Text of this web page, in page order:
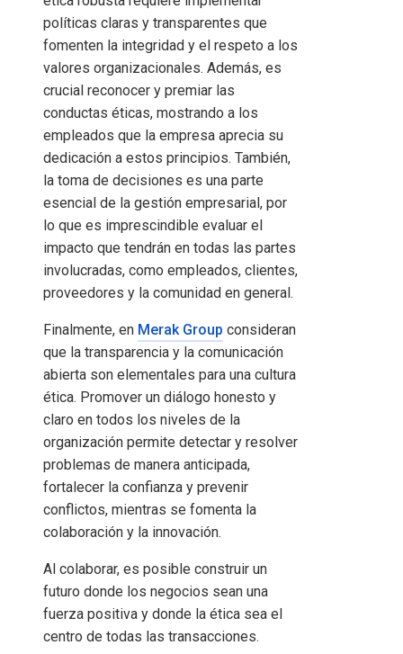
políticas claras y transparentes que
fomenten la integridad y el respeto a los
valores organizacionales. Además, es
crucial reconocer y premiar las
conductas éticas, mostrando a los
empleados que la empresa aprecia su
dedicación a estos principios. También,
la toma de decisiones es una parte
esencial de la gestión empresarial, por
lo que es imprescindible evaluar el
impacto que tendrán en todas las partes
involucradas, como empleados, clientes,
proveedores y la comunidad en general.
Finalmente, en Merak Group consideran
que la transparencia y la comunicación
abierta son elementales para una cultura
ética. Promover un diálogo honesto y
claro en todos los niveles de la
organización permite detectar y resolver
problemas de manera anticipada,
fortalecer la confianza y prevenir
conflictos, mientras se fomenta la
colaboración y la innovación.
Al colaborar, es posible construir un
futuro donde los negocios sean una
fuerza positiva y donde la ética sea el
centro de todas las transacciones.